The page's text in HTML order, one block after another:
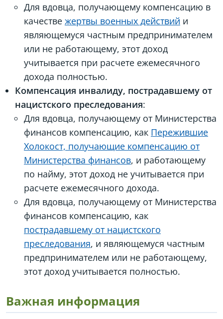
Для вдовца, получающему компенсацию в
качестве жертвы военных действий и
являющемуся частным предпринимателем
или не работающему, этот доход
учитывается при расчете ежемесячного
дохода полностью.
Компенсация инвалиду, пострадавшему от
нацистского преследования:
Для вдовца, получающему от Министерства
финансов компенсацию, как Пережившие
Холокост, получающие компенсацию от
Министерства финансов, и работающему
по найму, этот доход не учитывается при
расчете ежемесячного дохода.
Для вдовца, получающему от Министерства
финансов компенсацию, как
пострадавшему от нацистского
преследования, и являющемуся частным
предпринимателем или не работающему,
этот доход учитывается полностью.
Важная информация